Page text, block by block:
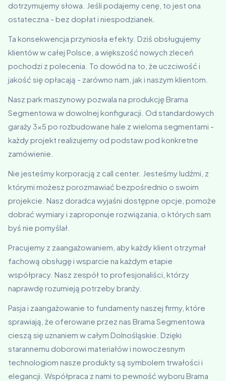
dotrzymujemy słowa. Jeśli podajemy cenę, to jest ona
ostateczna - bez dopłat i niespodzianek.
Ta konsekwencja przyniosła efekty. Dziś obsługujemy
klientów w całej Polsce, a większość nowych zleceń
pochodzi z polecenia. To dowód na to, że uczciwość i
jakość się opłacają - zarówno nam, jak i naszym klientom.
Nasz park maszynowy pozwala na produkcję Brama
Segmentowa w dowolnej konfiguracji. Od standardowych
garaży 3x5 po rozbudowane hale z wieloma segmentami -
każdy projekt realizujemy od podstaw pod konkretne
zamówienie.
Nie jesteśmy korporacją z call center. Jesteśmy ludźmi, z
którymi możesz porozmawiać bezpośrednio o swoim
projekcie. Nasz doradca wyjaśni dostępne opcje, pomoże
dobrać wymiary i zaproponuje rozwiązania, o których sam
byś nie pomyślał.
Pracujemy z zaangażowaniem, aby każdy klient otrzymał
fachową obsługę i wsparcie na każdym etapie
współpracy. Nasz zespół to profesjonaliści, którzy
naprawdę rozumieją potrzeby branży.
Pasja i zaangażowanie to fundamenty naszej firmy, które
sprawiają, że oferowane przez nas Brama Segmentowa
cieszą się uznaniem w całym Dolnośląskie. Dzięki
starannemu doborowi materiałów i nowoczesnym
technologiom nasze produkty są symbolem trwałości i
elegancji. Współpraca z nami to pewność wyboru Brama